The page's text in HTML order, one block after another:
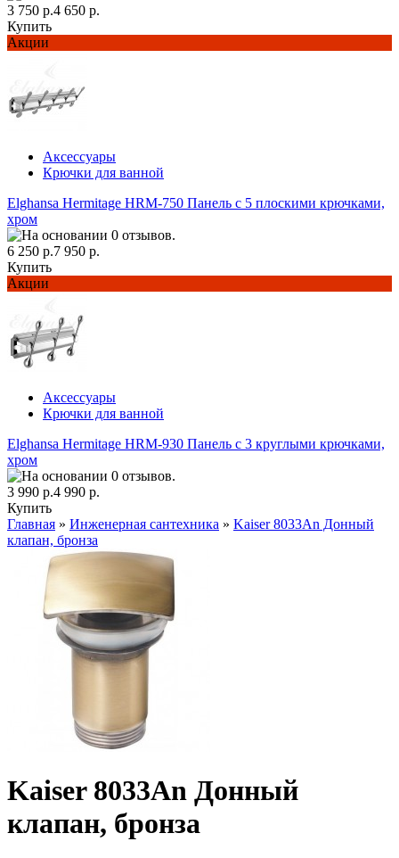
3 750 р.4 650 р.
Купить
Акции
Аксессуары
Крючки для ванной
Elghansa Hermitage HRM-750 Панель с 5 плоскими крючками,
хром
6 250 р.7 950 р.
Купить
Акции
Аксессуары
Крючки для ванной
Elghansa Hermitage HRM-930 Панель с 3 круглыми крючками,
хром
3 990 р.4 990 р.
Купить
Главная » Инженерная сантехника » Kaiser 8033An Донный
клапан, бронза
Kaiser 8033An Донный
клапан, бронза